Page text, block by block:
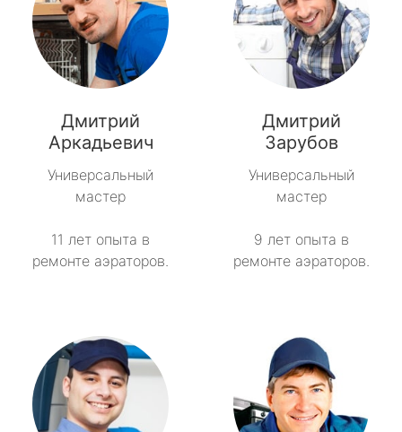
Дмитрий
Аркадьевич
Универсальный
мастер
11 лет опыта в
ремонте аэраторов.
Дмитрий
Зарубов
Универсальный
мастер
9 лет опыта в
ремонте аэраторов.